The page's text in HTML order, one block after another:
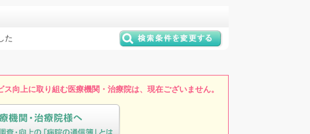
た
向上に取り組む医療機関・治療院は、現在ございません。